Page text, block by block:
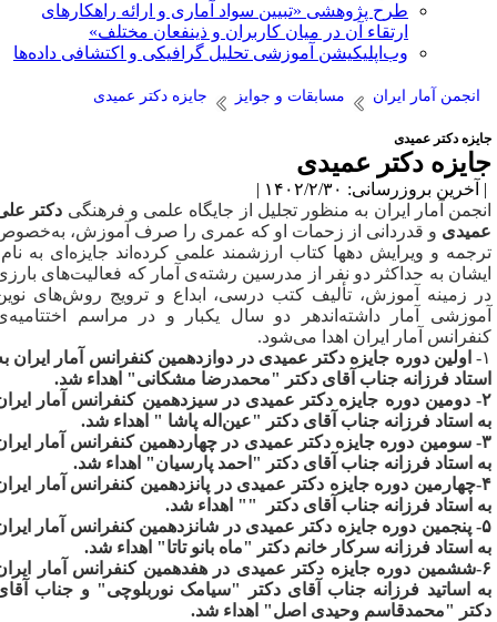
طرح پژوهشی «تبیین سواد آماری و ارائه راهکارهای
ارتقاء آن در میان کاربران و ذینفعان مختلف»
وب‌اپلیکیشن آموزشی تحلیل گرافیکی و اکتشافی داده‌ها
انجمن آمار ایران مسابقات و جوایز جایزه دکتر عمیدی
دکتر عمیدی
دکتر عمیدی
بروزرسانی: ۱۴۰۲/۲/۳۰ |
آمار ایران به منظور تجلیل از جایگاه علمی و فرهنگی دکتر علی
و قدردانی از زحمات او که عمری را صرف آموزش، به‌­خصوص
و ویرایش دهها کتاب ارزشمند علمی کرده­‌اند جایزه‌ای به نام
به حداکثر دو نفر از مدرسین رشته­‌ی آمار که فعالیت­‌های بارزی
زمینه آموزش، تألیف کتب درسی، ابداع و ترویج روش‌­های نوین
آمار داشته‌­اندهر دو سال یک­بار و در مراسم اختتامیه­‌ی
آمار ایران اهدا می­‌شود.
اولین دوره جایزه دکتر عمیدی در دوازدهمین کنفرانس آمار ایران به
فرزانه جناب آقای دکتر "محمدرضا مشکانی" اهداء شد.
۲- دومین دوره جایزه دکتر عمیدی در سیزدهمین کنفرانس آمار ایران
استاد فرزانه جناب آقای دکتر "عین‌اله پاشا " اهداء شد.
۳- سومین دوره جایزه دکتر عمیدی در چهاردهمین کنفرانس آمار ایران
استاد فرزانه جناب آقای دکتر "احمد پارسیان" اهداء شد.
۴-چهارمین دوره جایزه دکتر عمیدی در پانزدهمین کنفرانس آمار ایران
استاد فرزانه جناب آقای دکتر "" اهداء شد.
۵- پنجمین دوره جایزه دکتر عمیدی در شانزدهمین کنفرانس آمار ایران
استاد فرزانه سرکار خانم دکتر "ماه بانو تاتا" اهداء شد.
۶-ششمین دوره جایزه دکتر عمیدی در هفدهمین کنفرانس آمار ایران
اساتید فرزانه جناب آقای دکتر "سیامک نوربلوچی" و جناب آقای
"محمدقاسم وحیدی اصل" اهداء شد.